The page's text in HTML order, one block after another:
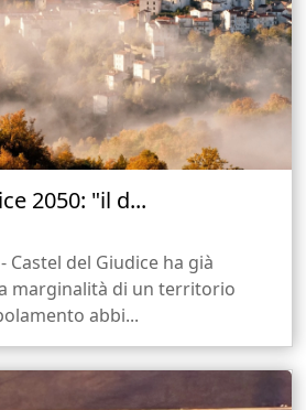
2050: "il d...
Castel del Giudice ha già
marginalità di un territorio
abbi...